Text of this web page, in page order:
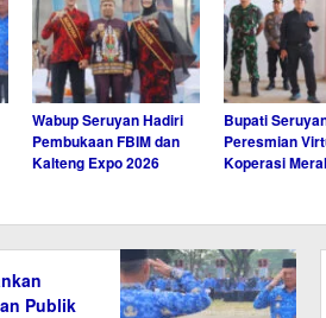
Wabup Seruyan Hadiri
Pembukaan FBIM dan
Kalteng Expo 2026
Bupati
Peresmian
Koperasi
Publik